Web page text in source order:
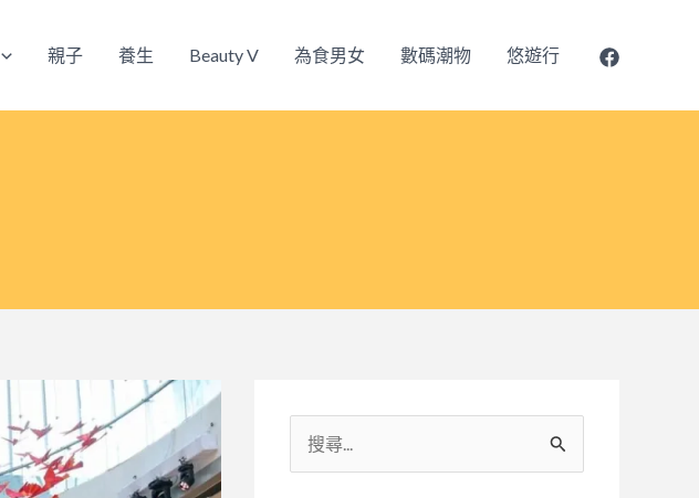
親子 養生 Beauty V 為食男女 數碼潮物 悠遊行
尋